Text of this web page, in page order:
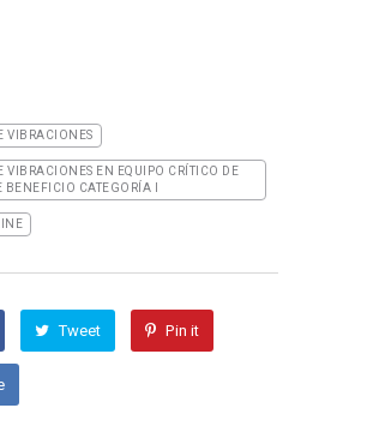
VIBRACIONES
VIBRACIONES EN EQUIPO CRÍTICO DE
BENEFICIO CATEGORÍA I
Tweet Pin it